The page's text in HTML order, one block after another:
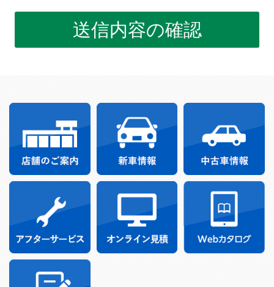
送信内容の確認